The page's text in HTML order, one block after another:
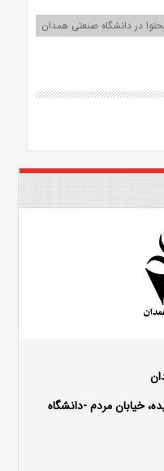
در دانشگاه صنعتی همدان
خیابان مردم -دانشگاه